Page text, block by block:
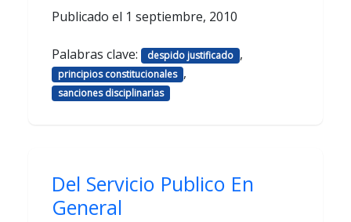
Publicado el 1 septiembre, 2010
Palabras clave: despido justificado ,
principios constitucionales ,
sanciones disciplinarias
Del Servicio Publico En
General